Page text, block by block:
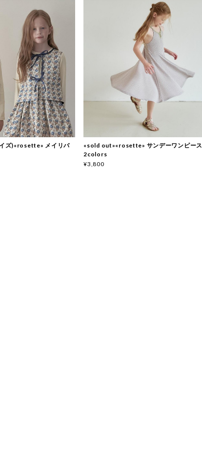
ズ)«rosette» メイリバ
«sold out»«rosette» サンデーワンピース
2colors
¥3,800